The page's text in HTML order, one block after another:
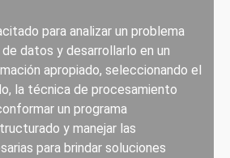
para analizar un problema
datos y desarrollarlo en un
apropiado, seleccionando el
la técnica de procesamiento
un programa
y manejar las
para brindar soluciones